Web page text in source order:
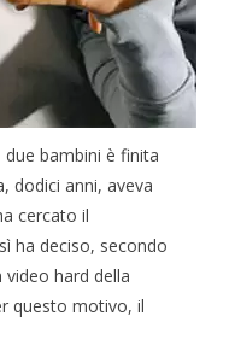
bambini è finita
dodici anni, aveva
cercato il
ha deciso, secondo
video hard della
questo motivo, il